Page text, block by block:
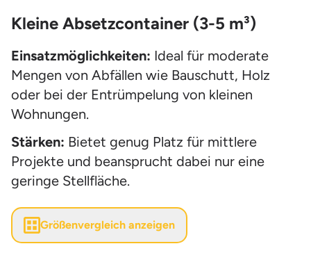
Kleine Absetzcontainer (3-5 m³)
Einsatzmöglichkeiten: Ideal für moderate
Mengen von Abfällen wie Bauschutt, Holz
oder bei der Entrümpelung von kleinen
Wohnungen.
Stärken: Bietet genug Platz für mittlere
Projekte und beansprucht dabei nur eine
geringe Stellfläche.
Größenvergleich anzeigen